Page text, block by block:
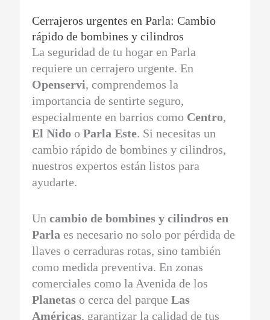
Cerrajeros urgentes en Parla: Cambio
rápido de bombines y cilindros
La seguridad de tu hogar en Parla
requiere un cerrajero urgente. En
Openservi, comprendemos la
importancia de sentirte seguro,
especialmente en barrios como Centro,
El Nido oParla Este. Si necesitas un
cambio rápido de bombines y cilindros,
nuestros expertos están listos para
ayudarte.
Uncambio de bombines y cilindros en
Parla es necesario no solo por pérdida de
llaves o cerraduras rotas, sino también
como medida preventiva. En zonas
comerciales como la Avenida de los
Planetas o cerca del parqueLas
Américas, garantizar la calidad de tus